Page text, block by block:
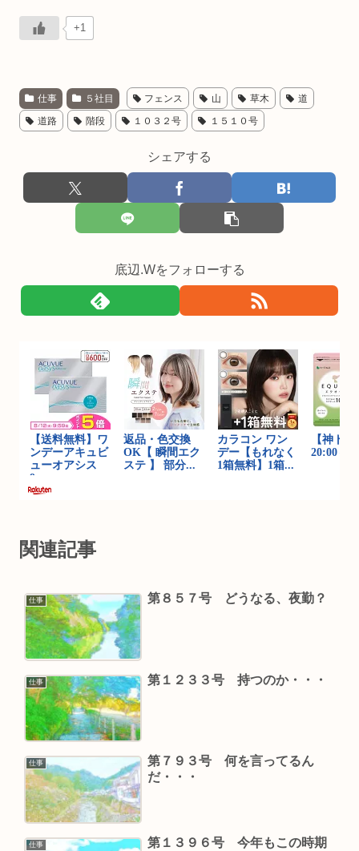
+1
仕事 ５社目 フェンス 山 草木 道
道路 階段 １０３２号 １５１０号
シェアする
底辺.Wをフォローする
関連記事
仕事 第８５７号 どうなる、夜勤？
仕事 第１２３３号 持つのか・・・
仕事
第７９３号 何を言ってるん
だ・・・
仕事
第１３９６号 今年もこの時期